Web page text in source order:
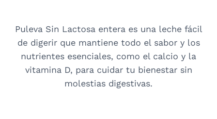
Puleva Sin Lactosa entera es una leche fácil
de digerir que mantiene todo el sabor y los
nutrientes esenciales, como el calcio y la
vitamina D, para cuidar tu bienestar sin
molestias digestivas.